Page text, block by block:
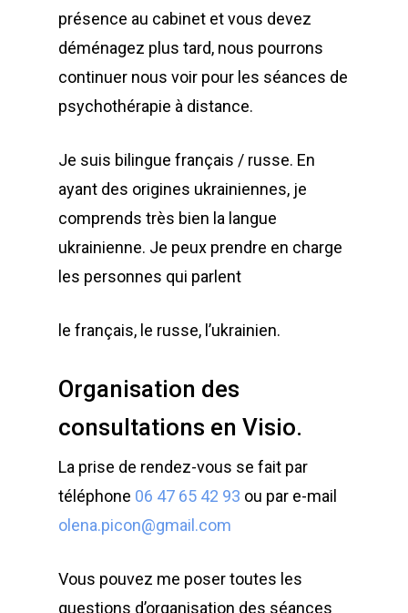
présence au cabinet et vous devez
déménagez plus tard, nous pourrons
continuer nous voir pour les séances de
psychothérapie à distance.
Je suis bilingue français / russe. En
ayant des origines ukrainiennes, je
comprends très bien la langue
ukrainienne. Je peux prendre en charge
les personnes qui parlent
le français, le russe, l’ukrainien.
Organisation des
consultations en Visio.
La prise de rendez-vous se fait par
téléphone 06 47 65 42 93 ou par e-mail
olena.picon@gmail.com
Vous pouvez me poser toutes les
questions d’organisation des séances